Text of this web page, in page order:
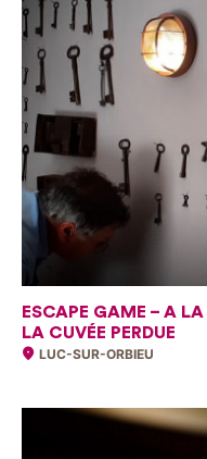
ESCAPE GAME – A LA
LA CUVÉE PERDUE
LUC-SUR-ORBIEU